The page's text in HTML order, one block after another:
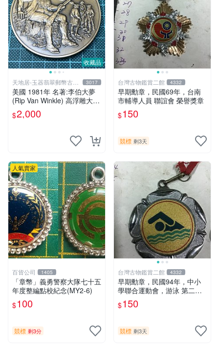
收藏品
天地居-玉器翡翠郵幣古玩
藝品
3017
美國 1981年 名著:李伯大夢
(Rip Van Winkle) 高浮雕大型
日曆紀念章 富蘭克林鑄幣廠
製 原盒證
$2,000
台灣古物鑑賞二館 4332
早期勳章，民國69年，台南
市輔導人員 聯誼會 榮譽獎章
$150
競標 剩3天
人氣賣家
百貨公司 1405
「章幣」義勇警察大隊七十五
年度整編點校紀念(MY2-6)
$100
競標 剩3分
台灣古物鑑賞二館 4332
早期勳章，民國94年，中小
學聯合運動會，游泳 第二
名，大型章
$150
競標 剩3天